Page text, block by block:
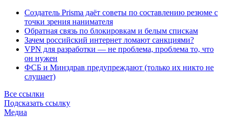
Создатель Prisma даёт советы по составлению резюме с
точки зрения нанимателя
Обратная связь по блокировкам и белым спискам
Зачем российский интернет ломают санкциями?
VPN для разработки — не проблема, проблема то, что
он нужен
ФСБ и Минздрав предупреждают (только их никто не
слушает)
Все ссылки
Подсказать ссылку
Медиа